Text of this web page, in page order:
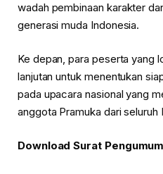
wadah pembinaan karakter
generasi muda Indonesia.
Ke depan, para peserta yang
lanjutan untuk menentukan
pada upacara nasional yang
anggota Pramuka dari
Download Surat